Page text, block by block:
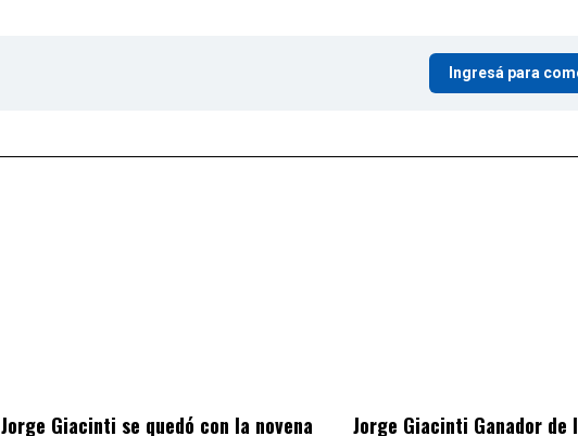
Ingresá para
Jorge Giacinti se quedó con la novena Jorge Giacinti Ganador de